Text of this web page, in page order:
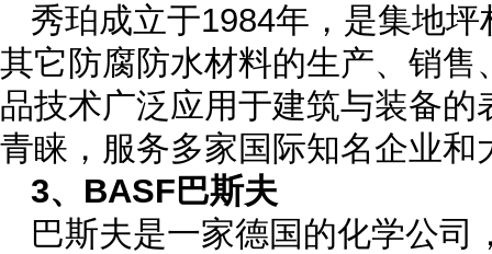
秀珀成立于1984年，是集地
其它防腐防水材料的生产、销
品技术广泛应用于建筑与装备
青睐，服务多家国际知名企业和
3、BASF巴斯夫
巴斯夫是一家德国的化学公